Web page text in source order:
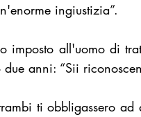
ingiustizia”.
imposto all'uomo di
due anni: “Sii
ti obbligassero